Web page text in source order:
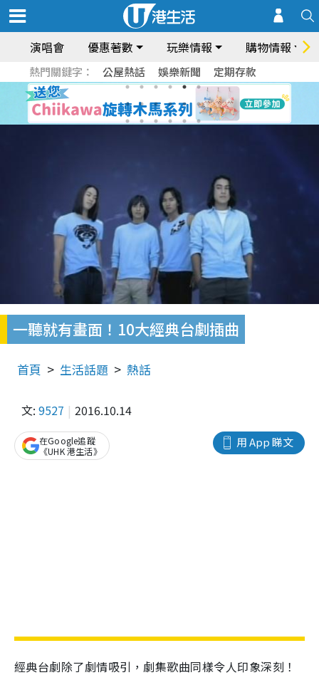
演唱會 優惠著數 玩樂情報 購物情報
熱門關鍵字： 公屋熱話 娛樂新聞 定期存款
一聽就有畫面！10大經典台劇插曲
首頁 生活話題 熱話
文: 9527 2016.10.14
用 App 睇文
在Google追蹤
《UHK 港生活》
經典台劇除了劇情吸引，劇集歌曲同樣令人印象深刻！